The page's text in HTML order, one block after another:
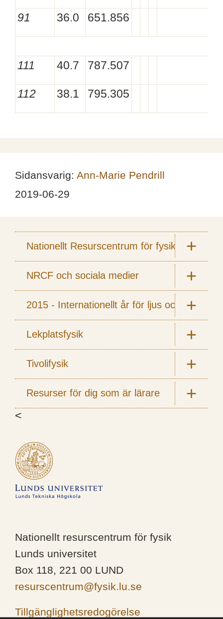
91 36.0 651.856
111 40.7 787.507
112 38.1 795.305
Sidansvarig: Ann-Marie Pendrill
2019-06-29
Nationellt Resurscentrum för fysik
NRCF och sociala medier
2015 - Internationellt år för ljus och
Lekplatsfysik
Tivolifysik
Resurser för dig som är lärare
<
Nationellt resurscentrum för fysik
Lunds universitet
Box 118, 221 00 LUND
resurscentrum@fysik.lu.se
Tillgänglighetsredogörelse